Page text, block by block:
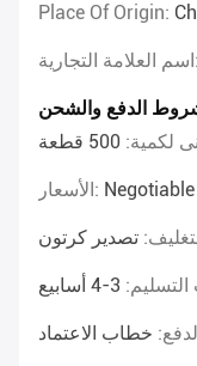
Place Of Origin:
اسم العلامة التجارية:
الدفع والشحن
لكمية: 500 قطعة
الأسعار: Negotiable
تصدير كرتون
3-4 أسابيع